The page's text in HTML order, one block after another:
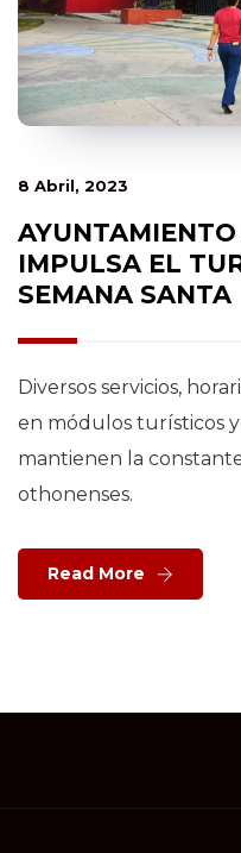
8 Abril, 2023
IMPULSA EL
SEMANA SANTA
Diversos servicios,
en módulos turísticos
mantienen la
othonenses.
Read More